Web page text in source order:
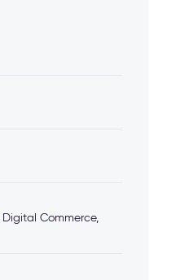
Digital Commerce,